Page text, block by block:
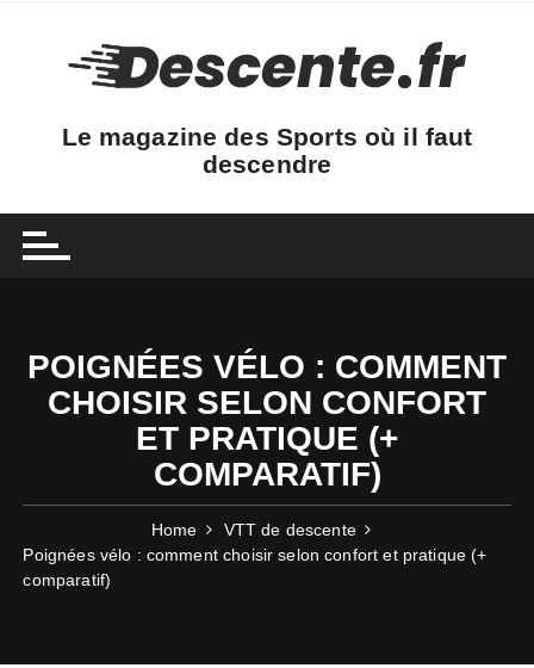
Le magazine des Sports où il faut
descendre
POIGNÉES VÉLO : COMMENT
CHOISIR SELON CONFORT
ET PRATIQUE (+
COMPARATIF)
Home
VTT de descente
Poignées vélo : comment choisir selon confort et pratique (+
comparatif)